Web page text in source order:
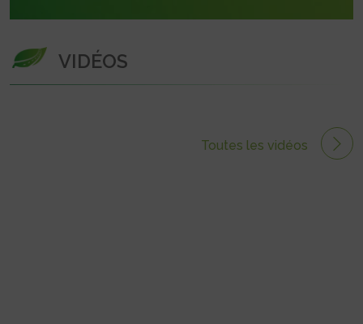
VIDÉOS
Toutes les vidéos